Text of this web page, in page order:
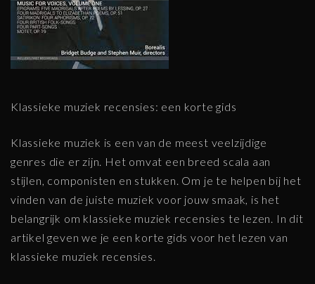
Klassieke muziek recensies: een korte gids
Klassieke muziek is een van de meest veelzijdige
genres die er zijn. Het omvat een breed scala aan
stijlen, componisten en stukken. Om je te helpen bij het
vinden van de juiste muziek voor jouw smaak, is het
belangrijk om klassieke muziek recensies te lezen. In dit
artikel geven we je een korte gids voor het lezen van
klassieke muziek recensies.